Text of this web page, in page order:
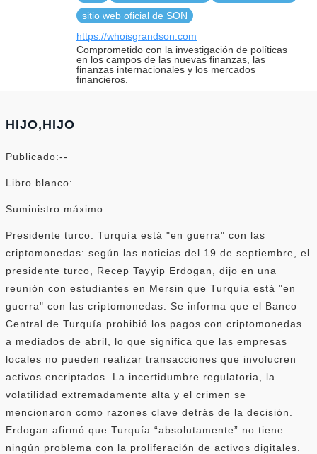
sitio web oficial de SON
https://whoisgrandson.com
Comprometido con la investigación de políticas
en los campos de las nuevas finanzas, las
finanzas internacionales y los mercados
financieros.
HIJO,HIJO
Publicado:--
Libro blanco:
Suministro máximo:
Presidente turco: Turquía está "en guerra" con las
criptomonedas: según las noticias del 19 de septiembre, el
presidente turco, Recep Tayyip Erdogan, dijo en una
reunión con estudiantes en Mersin que Turquía está "en
guerra" con las criptomonedas. Se informa que el Banco
Central de Turquía prohibió los pagos con criptomonedas
a mediados de abril, lo que significa que las empresas
locales no pueden realizar transacciones que involucren
activos encriptados. La incertidumbre regulatoria, la
volatilidad extremadamente alta y el crimen se
mencionaron como razones clave detrás de la decisión.
Erdogan afirmó que Turquía “absolutamente” no tiene
ningún problema con la proliferación de activos digitales.